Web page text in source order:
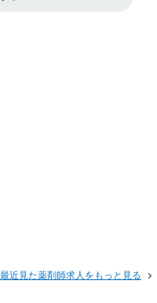
最近見た薬剤師求人をもっと見る